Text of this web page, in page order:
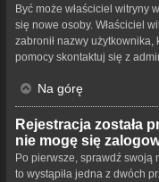
Być może właściciel witryny
się nowe osoby. Właściciel
zabronił nazwy
pomocy skontaktuj się z
Na górę
Rejestracja została
nie mogę się
Po pierwsze, sprawdź swoją
to wystąpiła jedna z dwóch